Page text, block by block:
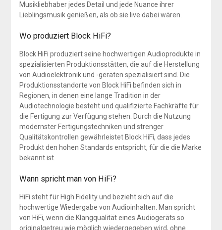
Musikliebhaber jedes Detail und jede Nuance ihrer
Lieblingsmusik genießen, als ob sie live dabei wären.
Wo produziert Block HiFi?
Block HiFi produziert seine hochwertigen Audioprodukte in
spezialisierten Produktionsstätten, die auf die Herstellung
von Audioelektronik und -geräten spezialisiert sind. Die
Produktionsstandorte von Block HiFi befinden sich in
Regionen, in denen eine lange Tradition in der
Audiotechnologie besteht und qualifizierte Fachkräfte für
die Fertigung zur Verfügung stehen. Durch die Nutzung
modernster Fertigungstechniken und strenger
Qualitätskontrollen gewährleistet Block HiFi, dass jedes
Produkt den hohen Standards entspricht, für die die Marke
bekannt ist.
Wann spricht man von HiFi?
HiFi steht für High Fidelity und bezieht sich auf die
hochwertige Wiedergabe von Audioinhalten. Man spricht
von HiFi, wenn die Klangqualität eines Audiogeräts so
originalgetreu wie möglich wiedergegeben wird, ohne